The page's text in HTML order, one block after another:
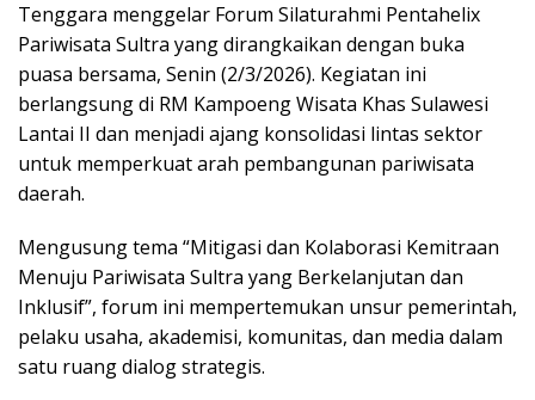
Tenggara menggelar Forum Silaturahmi Pentahelix
Pariwisata Sultra yang dirangkaikan dengan buka
puasa bersama, Senin (2/3/2026). Kegiatan ini
berlangsung di RM Kampoeng Wisata Khas Sulawesi
Lantai II dan menjadi ajang konsolidasi lintas sektor
untuk memperkuat arah pembangunan pariwisata
daerah.
Mengusung tema “Mitigasi dan Kolaborasi Kemitraan
Menuju Pariwisata Sultra yang Berkelanjutan dan
Inklusif”, forum ini mempertemukan unsur pemerintah,
pelaku usaha, akademisi, komunitas, dan media dalam
satu ruang dialog strategis.